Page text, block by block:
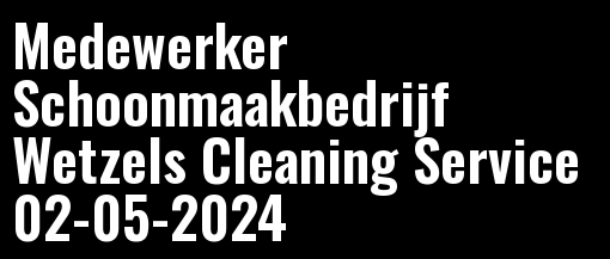
Medewerker
Schoonmaakbedrijf
Wetzels Cleaning Service
02-05-2024